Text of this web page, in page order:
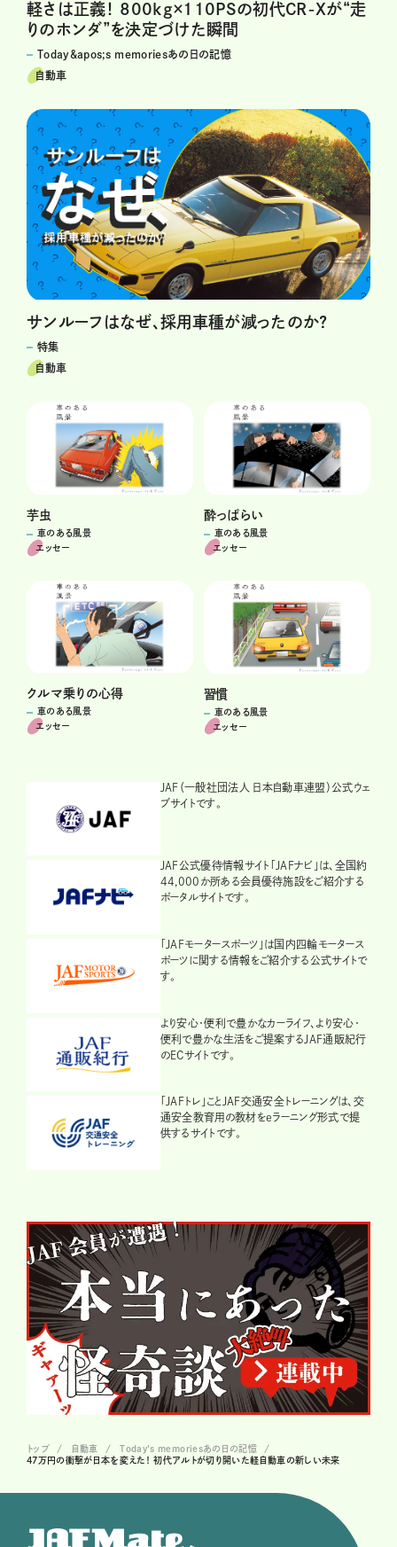
軽さは正義！ 800kg×110PSの初代CR-Xが“走
りのホンダ”を決定づけた瞬間
Today&apos;s memoriesあの日の記憶
自動車
サンルーフはなぜ、採用車種が減ったのか?
特集
自動車
芋虫
車のある風景
エッセー
酔っぱらい
車のある風景
エッセー
クルマ乗りの心得
車のある風景
エッセー
習慣
車のある風景
エッセー
JAF（一般社団法人 日本自動車連盟）公式ウェ
ブサイトです。
JAF公式優待情報サイト「JAFナビ」は、全国約
44,000か所ある会員優待施設をご紹介する
ポータルサイトです。
「JAFモータースポーツ」は国内四輪モータース
ポーツに関する情報をご紹介する公式サイトで
す。
より安心・便利で豊かなカーライフ、より安心・
便利で豊かな生活をご提案するJAF通販紀行
のECサイトです。
「JAFトレ」ことJAF交通安全トレーニングは、交
通安全教育用の教材をeラーニング形式で提
供するサイトです。
トップ 自動車
Today's memoriesあの日の記憶
47万円の衝撃が日本を変えた！ 初代アルトが切り開いた軽自動車の新しい未来